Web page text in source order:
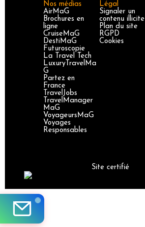
Nos médias
AirMaG
Brochures en
ligne
CruiseMaG
DestiMaG
Futuroscopie
La Travel Tech
LuxuryTravelMa
G
Partez en
France
TravelJobs
TravelManager
MaG
VoyageursMaG
Voyages
Responsables
Légal
Signaler un
contenu illicite
Plan du site
RGPD
Cookies
Site certifié